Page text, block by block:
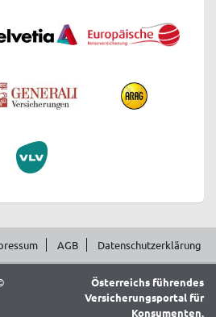
AGB Datenschutzerklärung
Österreichs führendes
Versicherungsportal für
Konsumenten.